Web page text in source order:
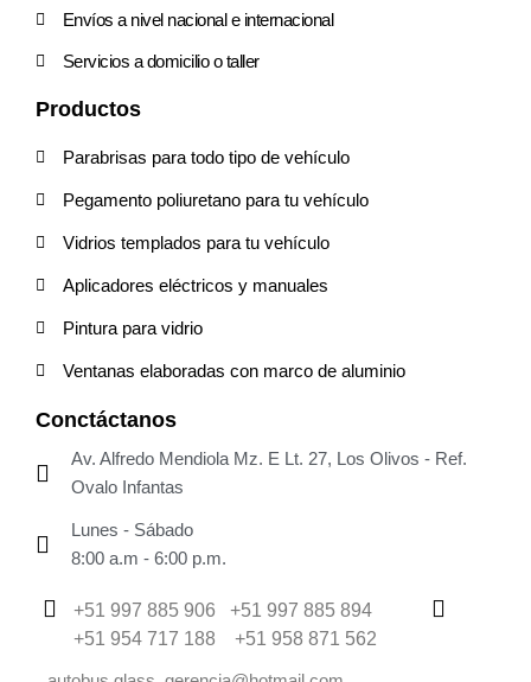
Envíos a nivel nacional e internacional
Servicios a domicilio o taller
Productos
Parabrisas para todo tipo de vehículo
Pegamento poliuretano para tu vehículo
Vidrios templados para tu vehículo
Aplicadores eléctricos y manuales
Pintura para vidrio
Ventanas elaboradas con marco de aluminio
Conctáctanos
Av. Alfredo Mendiola Mz. E Lt. 27, Los Olivos - Ref.
Ovalo Infantas
Lunes - Sábado
8:00 a.m - 6:00 p.m.
+51 997 885 906 +51 997 885 894
+51 954 717 188 +51 958 871 562